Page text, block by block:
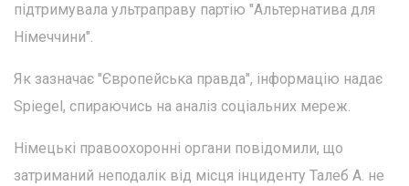
підтримувала ультраправу партію "Альтернатива для
Німеччини".
Як зазначає "Європейська правда", інформацію надає
Spiegel, спираючись на аналіз соціальних мереж.
Німецькі правоохоронні органи повідомили, що
затриманий неподалік від місця інциденту Талеб А. не